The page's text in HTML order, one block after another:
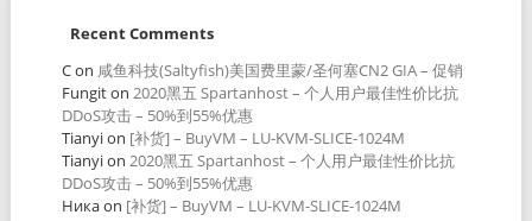
Recent Comments
Con 咸鱼科技(Saltyfish)美国费里蒙/圣何塞CN2 GIA – 促销
Fungiton 2020黑五 Spartanhost – 个人用户最佳性价比抗
DDoS攻击 – 50%到55%优惠
Tianyion [补货] – BuyVM – LU-KVM-SLICE-1024M
Tianyion 2020黑五 Spartanhost – 个人用户最佳性价比抗
DDoS攻击 – 50%到55%优惠
Никаon [补货] – BuyVM – LU-KVM-SLICE-1024M